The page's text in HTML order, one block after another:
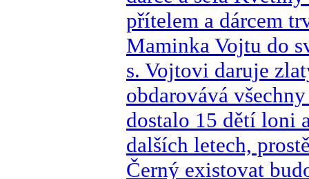
přítelem a dárcem
Maminka Vojtu do
s. Vojtovi daruje
obdarovává
dostalo 15 dětí loni
dalších letech,
Černý existovat